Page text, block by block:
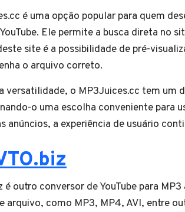
é uma opção popular para quem
Ele permite a busca direta no
site é a possibilidade de pré-
o arquivo correto.
versatilidade, o MP3Juices.cc tem um
o uma escolha conveniente para
anúncios, a experiência de usuário
é outro conversor de YouTube para
arquivo, como MP3, MP4, AVI, entre